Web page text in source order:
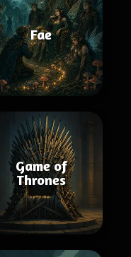
Fae
Game of
Thrones